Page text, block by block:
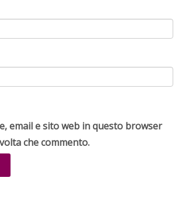
email e sito web in questo browser
che commento.